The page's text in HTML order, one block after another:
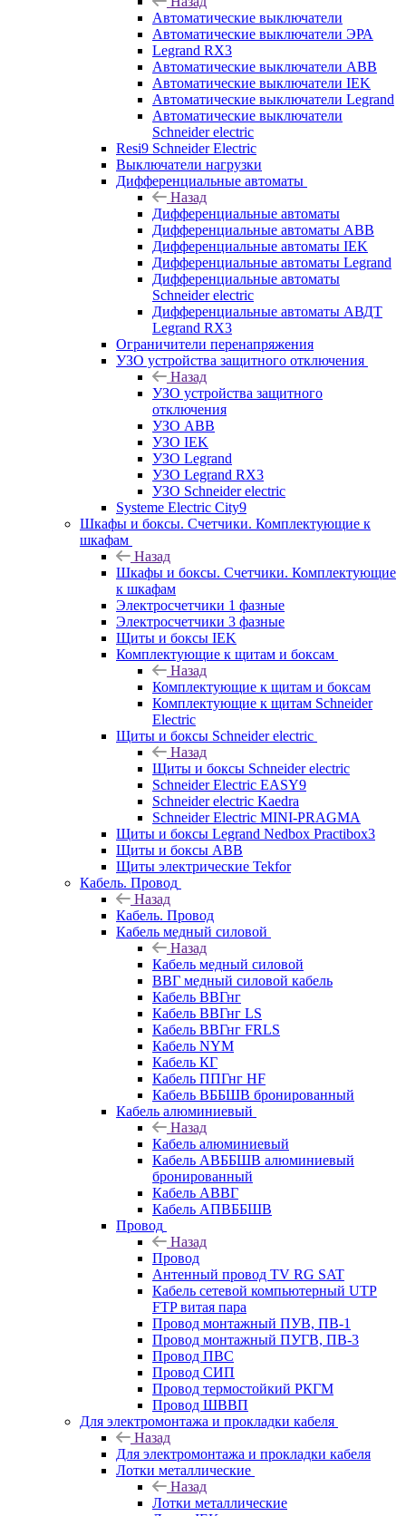
Автоматические выключатели
Автоматические выключатели ЭРА
Legrand RX3
Автоматические выключатели ABB
Автоматические выключатели IEK
Автоматические выключатели Legrand
Автоматические выключатели
Schneider electric
Resi9 Schneider Electric
Выключатели нагрузки
Дифференциальные автоматы
Назад
Дифференциальные автоматы
Дифференциальные автоматы ABB
Дифференциальные автоматы IEK
Дифференциальные автоматы Legrand
Дифференциальные автоматы
Schneider electric
Дифференциальные автоматы АВДТ
Legrand RX3
Ограничители перенапряжения
УЗО устройства защитного отключения
Назад
УЗО устройства защитного
отключения
УЗО ABB
УЗО IEK
УЗО Legrand
УЗО Legrand RX3
УЗО Schneider electric
Systeme Electric City9
Шкафы и боксы. Счетчики. Комплектующие к
шкафам
Назад
Шкафы и боксы. Счетчики. Комплектующие
к шкафам
Электросчетчики 1 фазные
Электросчетчики 3 фазные
Щиты и боксы IEK
Комплектующие к щитам и боксам
Назад
Комплектующие к щитам и боксам
Комплектующие к щитам Schneider
Electric
Щиты и боксы Schneider electric
Назад
Щиты и боксы Schneider electric
Schneider Electric EASY9
Schneider electric Kaedra
Schneider Electric MINI-PRAGMA
Щиты и боксы Legrand Nedbox Practibox3
Щиты и боксы ABB
Щиты электрические Tekfor
Кабель. Провод
Назад
Кабель. Провод
Кабель медный силовой
Назад
Кабель медный силовой
ВВГ медный силовой кабель
Кабель ВВГнг
Кабель ВВГнг LS
Кабель ВВГнг FRLS
Кабель NYM
Кабель КГ
Кабель ППГнг HF
Кабель ВББШВ бронированный
Кабель алюминиевый
Назад
Кабель алюминиевый
Кабель АВББШВ алюминиевый
бронированный
Кабель АВВГ
Кабель АПВББШВ
Провод
Назад
Провод
Антенный провод TV RG SAT
Кабель сетевой компьютерный UTP
FTP витая пара
Провод монтажный ПУВ, ПВ-1
Провод монтажный ПУГВ, ПВ-3
Провод ПВС
Провод СИП
Провод термостойкий РКГМ
Провод ШВВП
Для электромонтажа и прокладки кабеля
Назад
Для электромонтажа и прокладки кабеля
Лотки металлические
Назад
Лотки металлические